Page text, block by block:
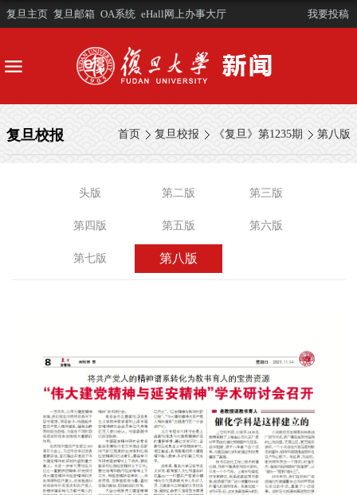
复旦主页 复旦邮箱 OA系统 eHall网上办事大厅 我要投稿
首页 复旦校报 《复旦》第1235期 第八版
复旦校报
头版 第二版 第三版
第四版 第五版 第六版
第七版 第八版